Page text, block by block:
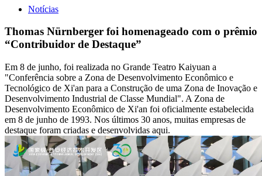
Notícias
Thomas Nürnberger foi homenageado com o prêmio
“Contribuidor de Destaque”
Em 8 de junho, foi realizada no Grande Teatro Kaiyuan a
"Conferência sobre a Zona de Desenvolvimento Econômico e
Tecnológico de Xi'an para a Construção de uma Zona de Inovação e
Desenvolvimento Industrial de Classe Mundial". A Zona de
Desenvolvimento Econômico de Xi'an foi oficialmente estabelecida
em 8 de junho de 1993. Nos últimos 30 anos, muitas empresas de
destaque foram criadas e desenvolvidas aqui.